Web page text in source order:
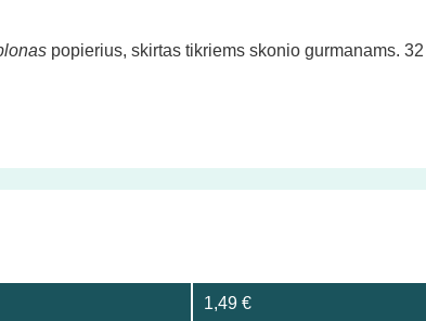
popierius, skirtas tikriems skonio gurmanams.
1,49 €